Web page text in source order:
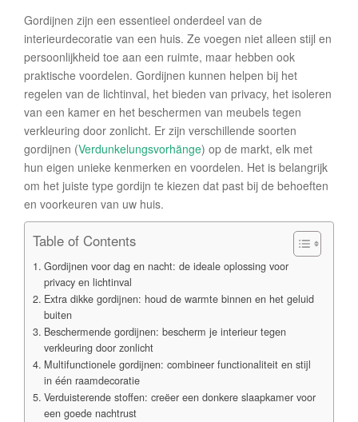
Gordijnen zijn een essentieel onderdeel van de
interieurdecoratie van een huis. Ze voegen niet alleen stijl en
persoonlijkheid toe aan een ruimte, maar hebben ook
praktische voordelen. Gordijnen kunnen helpen bij het
regelen van de lichtinval, het bieden van privacy, het isoleren
van een kamer en het beschermen van meubels tegen
verkleuring door zonlicht. Er zijn verschillende soorten
gordijnen (Verdunkelungsvorhänge) op de markt, elk met
hun eigen unieke kenmerken en voordelen. Het is belangrijk
om het juiste type gordijn te kiezen dat past bij de behoeften
en voorkeuren van uw huis.
Table of Contents
Gordijnen voor dag en nacht: de ideale oplossing voor
privacy en lichtinval
Extra dikke gordijnen: houd de warmte binnen en het geluid
buiten
Beschermende gordijnen: bescherm je interieur tegen
verkleuring door zonlicht
Multifunctionele gordijnen: combineer functionaliteit en stijl
in één raamdecoratie
Verduisterende stoffen: creëer een donkere slaapkamer voor
een goede nachtrust